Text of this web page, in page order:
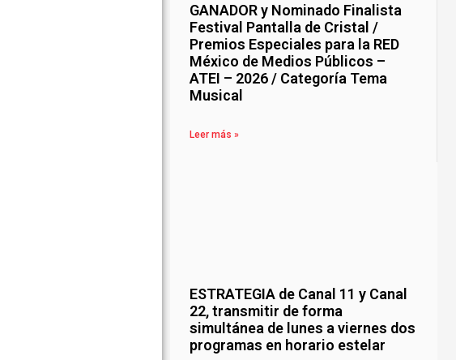
GANADOR y Nominado Finalista
Festival Pantalla de Cristal /
Premios Especiales para la RED
México de Medios Públicos –
ATEI – 2026 / Categoría Tema
Musical
Leer más »
ESTRATEGIA de Canal 11 y Canal
22, transmitir de forma
simultánea de lunes a viernes dos
programas en horario estelar